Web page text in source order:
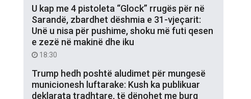
U kap me 4 pistoleta “Glock” rrugës për në
Sarandë, zbardhet dëshmia e 31-vjeçarit:
Unë u nisa për pushime, shoku më futi qesen
e zezë në makinë dhe iku
18:30
Trump hedh poshtë aludimet për mungesë
municionesh luftarake: Kush ka publikuar
deklarata tradhtare, të dënohet me burg